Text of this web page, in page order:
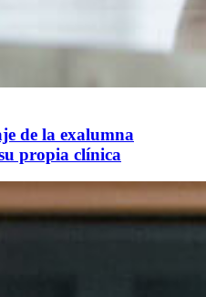
de la exalumna
propia clínica